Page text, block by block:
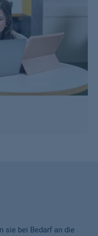
sie bei Bedarf an die